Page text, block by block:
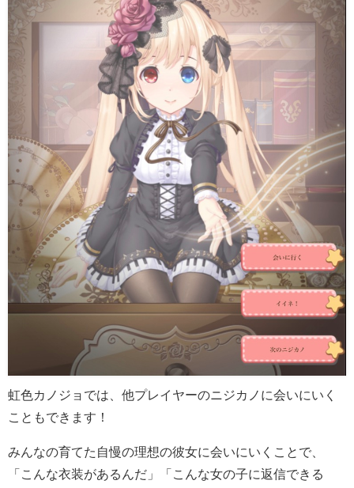
虹色カノジョでは、他プレイヤーのニジカノに会いにいく
こともできます！
みんなの育てた自慢の理想の彼女に会いにいくことで、
「こんな衣装があるんだ」「こんな女の子に返信できる